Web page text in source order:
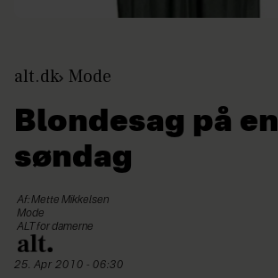
alt.dk Mode
Blondesag på en
søndag
Af: Mette Mikkelsen
Mode
ALT for damerne
25. Apr 2010 - 06:30